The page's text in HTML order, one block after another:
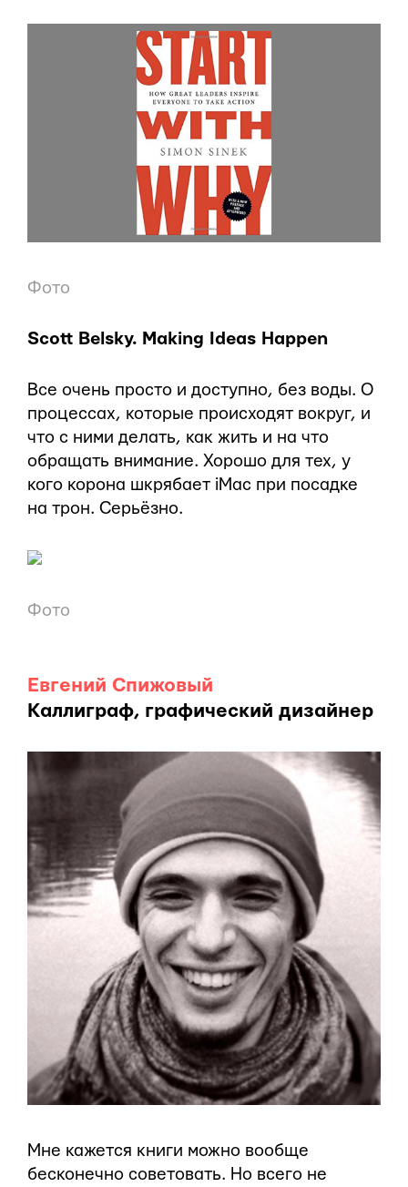
Фото
Scott Belsky. Making Ideas Happen
Все очень просто и доступно, без воды. О
процессах, которые происходят вокруг, и
что с ними делать, как жить и на что
обращать внимание. Хорошо для тех, у
кого корона шкрябает iMac при посадке
на трон. Серьёзно.
Фото
Евгений Спижовый
Каллиграф, графический дизайнер
Мне кажется книги можно вообще
бесконечно советовать. Но всего не